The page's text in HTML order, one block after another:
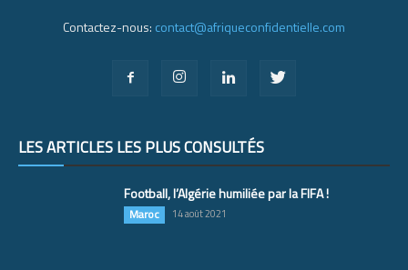
Contactez-nous: contact@afriqueconfidentielle.com
LES ARTICLES LES PLUS CONSULTÉS
Football, l’Algérie humiliée par la FIFA !
Maroc 14 août 2021